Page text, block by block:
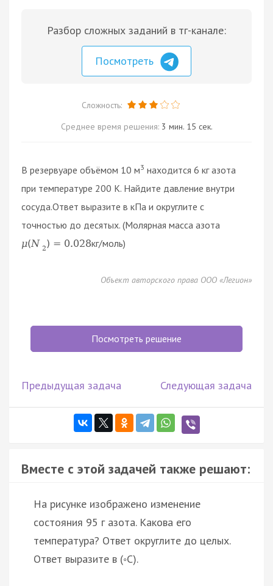
Разбор сложных заданий в тг-канале:
Посмотреть
Сложность:
Среднее время решения: 3 мин. 15 сек.
В резервуаре объёмом 10 м3 находится 6 кг азота
при температуре 200 К. Найдите давление внутри
сосуда.Ответ выразите в кПа и округлите с
точностью до десятых. (Молярная масса азота
μ(N 2) = 0.028кг/моль)
Объект авторского права ООО «Легион»
Посмотреть решение
Предыдущая задача Следующая задача
Вместе с этой задачей также решают:
На рисунке изображено изменение
состояния 95 г азота. Какова его
температура? Ответ округлите до целых.
Ответ выразите в (◦C).